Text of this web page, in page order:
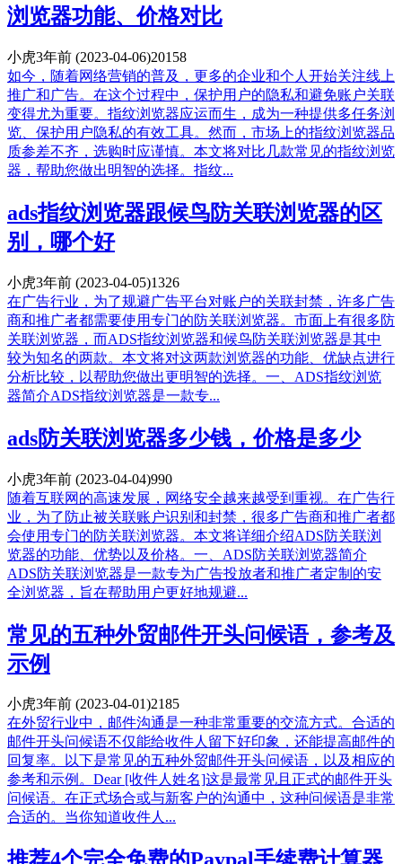
浏览器功能、价格对比
小虎3年前 (2023-04-06)20158
如今，随着网络营销的普及，更多的企业和个人开始关注线上
推广和广告。在这个过程中，保护用户的隐私和避免账户关联
变得尤为重要。指纹浏览器应运而生，成为一种提供多任务浏
览、保护用户隐私的有效工具。然而，市场上的指纹浏览器品
质参差不齐，选购时应谨慎。本文将对比几款常见的指纹浏览
器，帮助您做出明智的选择。指纹...
ads指纹浏览器跟候鸟防关联浏览器的区
别，哪个好
小虎3年前 (2023-04-05)1326
在广告行业，为了规避广告平台对账户的关联封禁，许多广告
商和推广者都需要使用专门的防关联浏览器。市面上有很多防
关联浏览器，而ADS指纹浏览器和候鸟防关联浏览器是其中
较为知名的两款。本文将对这两款浏览器的功能、优缺点进行
分析比较，以帮助您做出更明智的选择。一、ADS指纹浏览
器简介ADS指纹浏览器是一款专...
ads防关联浏览器多少钱，价格是多少
小虎3年前 (2023-04-04)990
随着互联网的高速发展，网络安全越来越受到重视。在广告行
业，为了防止被关联账户识别和封禁，很多广告商和推广者都
会使用专门的防关联浏览器。本文将详细介绍ADS防关联浏
览器的功能、优势以及价格。一、ADS防关联浏览器简介
ADS防关联浏览器是一款专为广告投放者和推广者定制的安
全浏览器，旨在帮助用户更好地规避...
常见的五种外贸邮件开头问候语，参考及
示例
小虎3年前 (2023-04-01)2185
在外贸行业中，邮件沟通是一种非常重要的交流方式。合适的
邮件开头问候语不仅能给收件人留下好印象，还能提高邮件的
回复率。以下是常见的五种外贸邮件开头问候语，以及相应的
参考和示例。Dear [收件人姓名]这是最常见且正式的邮件开头
问候语。在正式场合或与新客户的沟通中，这种问候语是非常
合适的。当你知道收件人...